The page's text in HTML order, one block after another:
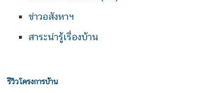
ข่าวอสังหาฯ
สาระน่ารู้เรื่องบ้าน
รีวิวโครงการบ้าน